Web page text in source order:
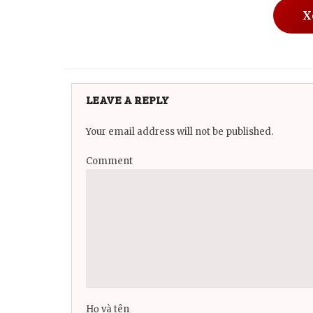
LEAVE A REPLY
Your email address will not be published.
Comment
Họ và tên